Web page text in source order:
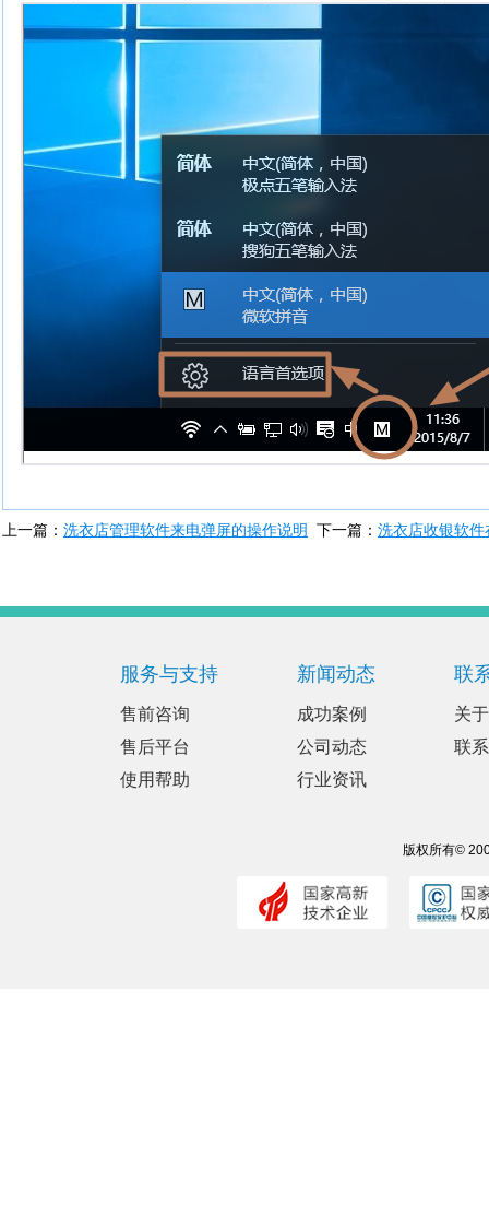
上一篇： 洗衣店管理软件来电弹屏的操作说明 下一篇： 洗衣店收银软
服务与支持
售前咨询
售后平台
使用帮助
新闻动态
成功案例
公司动态
行业资讯
联
关
联
版权所有©